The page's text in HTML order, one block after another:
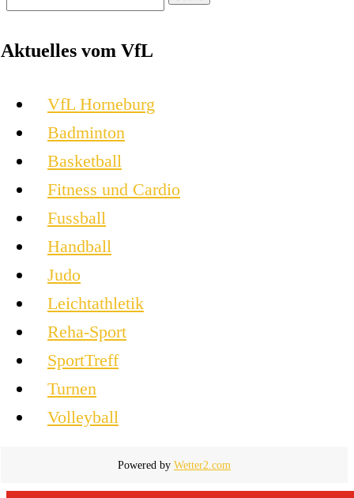
Aktuelles vom VfL
VfL Horneburg
Badminton
Basketball
Fitness und Cardio
Fussball
Handball
Judo
Leichtathletik
Reha-Sport
SportTreff
Turnen
Volleyball
Powered by Wetter2.com